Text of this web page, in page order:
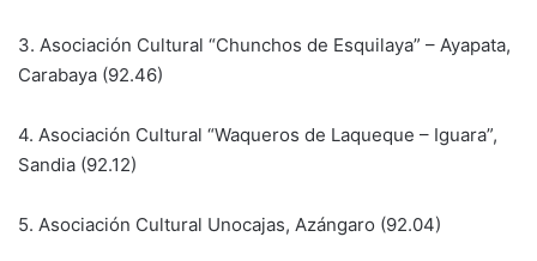
3. Asociación Cultural “Chunchos de Esquilaya” – Ayapata,
Carabaya (92.46)
4. Asociación Cultural “Waqueros de Laqueque – Iguara”,
Sandia (92.12)
5. Asociación Cultural Unocajas, Azángaro (92.04)